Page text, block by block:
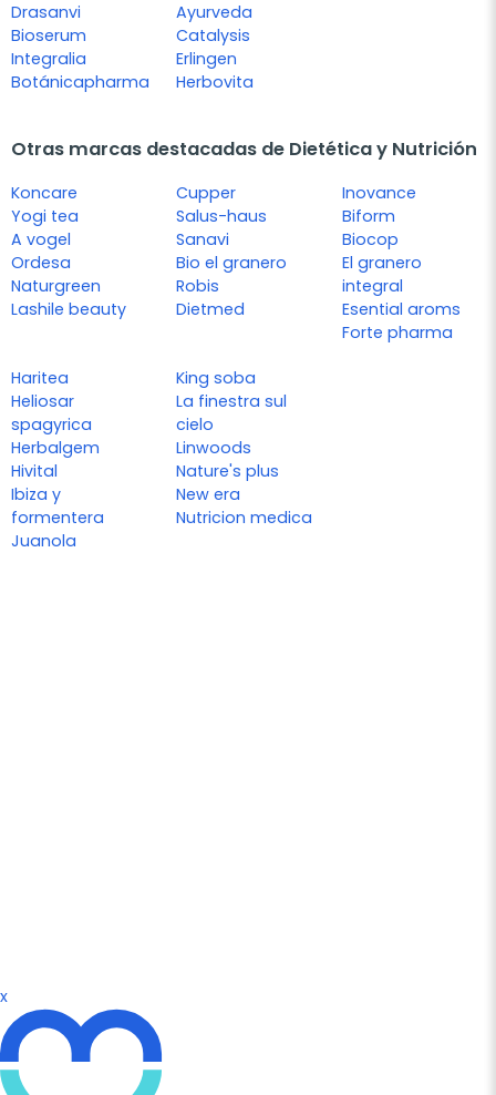
Drasanvi
Bioserum
Integralia
Botánicapharma
Ayurveda
Catalysis
Erlingen
Herbovita
Otras marcas destacadas de Dietética y Nutrición
Koncare
Yogi tea
A vogel
Ordesa
Naturgreen
Lashile beauty
Cupper
Salus-haus
Sanavi
Bio el granero
Robis
Dietmed
Inovance
Biform
Biocop
El granero
integral
Esential aroms
Forte pharma
Haritea
Heliosar
spagyrica
Herbalgem
Hivital
Ibiza y
formentera
Juanola
King soba
La finestra sul
cielo
Linwoods
Nature's plus
New era
Nutricion medica
x